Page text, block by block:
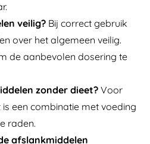
veilig? Bij correct gebruik
over het algemeen veilig.
de aanbevolen dosering te
zonder dieet? Voor
een combinatie met voeding
raden.
afslankmiddelen